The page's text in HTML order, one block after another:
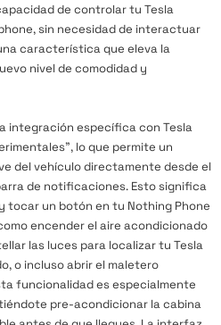
de controlar tu Tesla
sin necesidad de interactuar
característica que eleva la
nivel de comodidad y
integración específica con Tesla
lo que permite un
del vehículo directamente desde el
de notificaciones. Esto significa
tocar un botón en tu Nothing Phone
encender el aire acondicionado
las luces para localizar tu Tesla
o incluso abrir el maletero
funcionalidad es especialmente
pre-acondicionar la cabina